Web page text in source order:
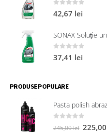
0 out of 5
42,67 lei
0out of 5
37,41 lei
PRODUSE POPULARE
245,00lei 225,00